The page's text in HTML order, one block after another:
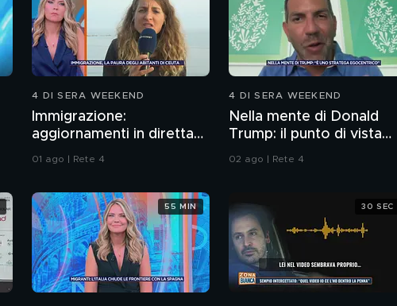
4 DI SERA WEEKEND
Immigrazione:
aggiornamenti in diretta
da Ceuta
01 ago | Rete 4
4 DI SERA WEEKEND
Nella mente di Donald
Trump: il punto di vista
dello psichiatra Leonardo
02 ago | Rete 4
55 MIN 30 SEC